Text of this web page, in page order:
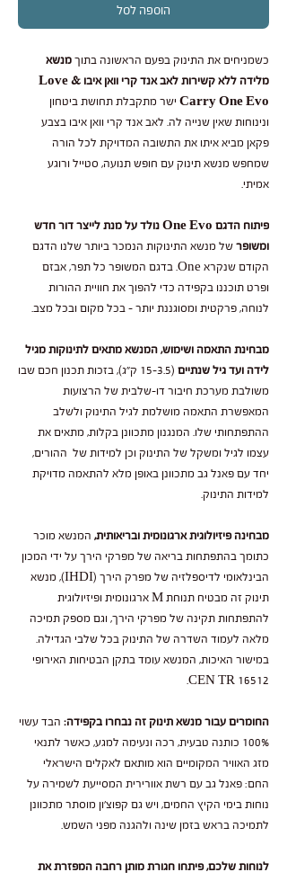
הוספה לסל
כשמניחים את התינוק בפעם הראשונה בתוך מנשא
מלידה ללא קשירות לאב אנד קרי וואן איבו Love &
Carry One Evo ישר מתקבלת תחושת ביטחון
ונינוחות שאין שנייה לה. לאב אנד קרי וואן איבו בצבע
פקאן מביא איתו את התשובה המדויקת לכל הורה
שמחפש מנשא תינוק עם חופש תנועה, סטייל ורוגע
אמיתי.
פיתוח הדגם One Evo נולד על מנת לייצר דור חדש
ומשופר של מנשא התינוקות הנמכר ביותר שלנו הדגם
הקודם שנקרא One. בדגם המשופר כל תפר, אבזם
ופרט תוכננו בקפידה כדי להפוך את חוויית ההורות
לנוחה, פרקטית ומסוגננת יותר - בכל מקום ובכל מצב.
מבחינת התאמה ושימוש, המנשא מתאים לתינוקות מגיל
לידה ועד גיל שנתיים
(3.5–15 ק"ג), בזכות תכנון חכם שבו
משולבת מערכת חיבור דו-שלבית של הרצועות
המאפשרת התאמה מושלמת לגיל התינוק ולשלב
ההתפתחותי שלו. המנגנון מתכוונן בקלות, מתאים את
עצמו לגיל ומשקל של התינוק וכן למידות של ההורים,
יחד עם פאנל גב מתכוונן באופן מלא להתאמה מדויקת
למידות התינוק.
מבחינה פיזיולוגית ארגונומית ובריאותית, המנשא מוכר
כתומך בהתפתחות בריאה של מפרקי הירך על ידי המכון
הבינלאומי לדיספלזיה של מפרק הירך (IHDI), מנשא
תינוק זה מבטיח תנוחת M ארגונומית ופיזיולוגית
להתפתחות תקינה של מפרקי הירך, וגם מספק תמיכה
מלאה לעמוד השדרה של התינוק בכל שלבי הגדילה.
במישור האיכות, המנשא עומד בתקן הבטיחות האירופי
CEN TR 16512.
החומרים עבור מנשא תינוק זה נבחרו בקפידה: הבד עשוי
100% כותנה טבעית, רכה ונעימה למגע, כאשר לתנאי
מזג האוויר המקומיים הוא מותאם לאקלים הישראלי
החם: פאנל גב עם רשת אוורירית המסייעת לשמירה על
נוחות בימי הקיץ החמים, ויש גם קפוצ'ון מוסתר מתכוונן
לתמיכה בראש בזמן שינה ולהגנה מפני השמש.
לנוחות שלכם, פיתחו חגורת מותן רחבה המפזרת את